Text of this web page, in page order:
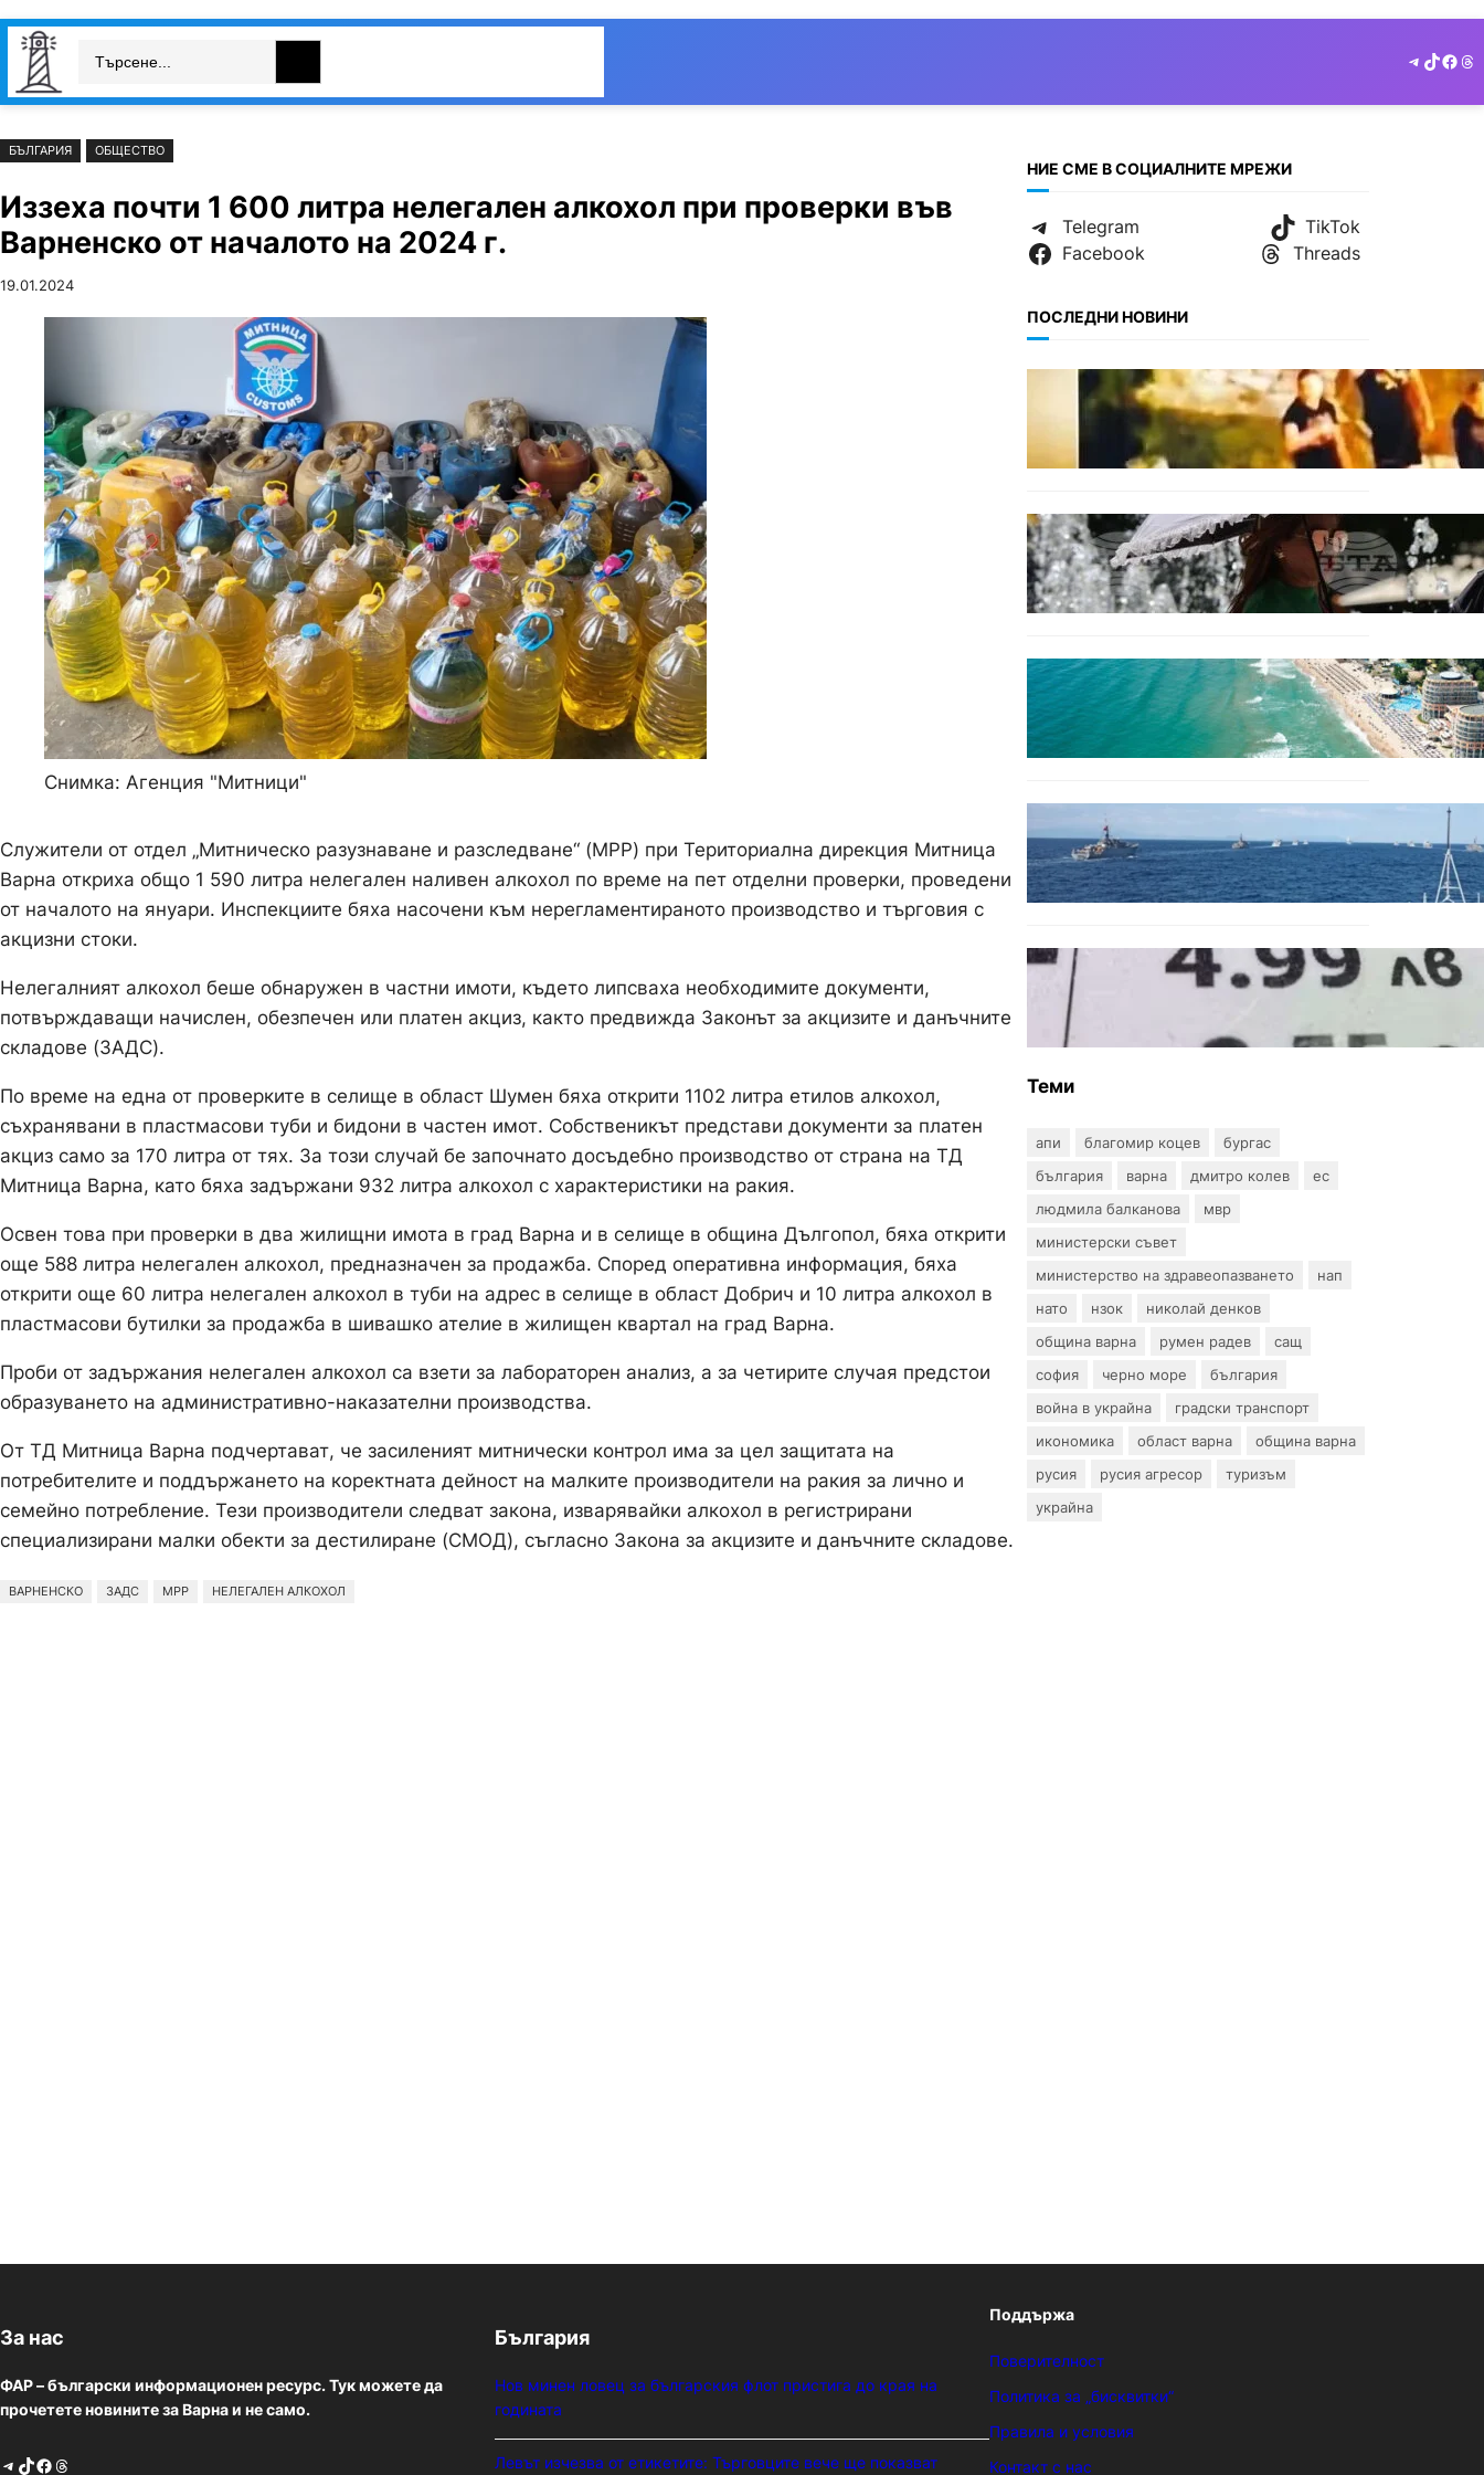
Към
съдържанието
Skip
cont
Telegram
TikTok
БЪЛГАРИЯ ОБЩЕСТВО
Иззеха почти 1 600 литра нелегален алкохол при проверки във
Варненско от началото на 2024 г.
19.01.2024
Снимка: Агенция "Митници"
Служители от отдел „Митническо разузнаване и разследване“ (МРР) при Териториална дирекция Митница
Варна откриха общо 1 590 литра нелегален наливен алкохол по време на пет отделни проверки, проведени
от началото на януари. Инспекциите бяха насочени към нерегламентираното производство и търговия с
акцизни стоки.
Нелегалният алкохол беше обнаружен в частни имоти, където липсваха необходимите документи,
потвърждаващи начислен, обезпечен или платен акциз, както предвижда Законът за акцизите и данъчните
складове (ЗАДС).
По време на една от проверките в селище в област Шумен бяха открити 1102 литра етилов алкохол,
съхранявани в пластмасови туби и бидони в частен имот. Собственикът представи документи за платен
акциз само за 170 литра от тях. За този случай бе започнато досъдебно производство от страна на ТД
Митница Варна, като бяха задържани 932 литра алкохол с характеристики на ракия.
Освен това при проверки в два жилищни имота в град Варна и в селище в община Дългопол, бяха открити
още 588 литра нелегален алкохол, предназначен за продажба. Според оперативна информация, бяха
открити още 60 литра нелегален алкохол в туби на адрес в селище в област Добрич и 10 литра алкохол в
пластмасови бутилки за продажба в шивашко ателие в жилищен квартал на град Варна.
Проби от задържания нелегален алкохол са взети за лабораторен анализ, а за четирите случая предстои
образуването на административно-наказателни производства.
От ТД Митница Варна подчертават, че засиленият митнически контрол има за цел защитата на
потребителите и поддържането на коректната дейност на малките производители на ракия за лично и
семейно потребление. Тези производители следват закона, изварявайки алкохол в регистрирани
специализирани малки обекти за дестилиране (СМОД), съгласно Закона за акцизите и данъчните складове.
ВАРНЕНСКО ЗАДС МРР НЕЛЕГАЛЕН АЛКОХОЛ
НИЕ СМЕ В СОЦИАЛНИТЕ МРЕЖИ
Telegram
TikTok
Facebook
Threads
ПОСЛЕДНИ НОВИНИ
МНЕНИЯ
Скандалът в Банско: Имало
ли е провокация от
италианските младежи
преди нацистките
БЕЗ КАТЕГОРИЯ
Жега до 37°: НИМХ обяви
оранжев и жълт код за
опасно време.
ИКОНОМИКА
Интерактивна карта
показва всички водни бази
по Черноморието
Нов минен ловец за
българския флот пристига
до края на годината
БЪЛГАРИЯ
Левът изчезва от
само в евро
Теми
апи благомир коцев
бургас
българия
варна дмитро колев
ес
людмила балканова
мвр
министерски съвет
министерство на здравеопазването
нап
нато
нзок
николай денков
община варна
румен радев
сащ
софия
черно море
българия
война в украйна
градски транспорт
икономика
област варна
община варна
русия
русия агресор
туризъм
украйна
За нас
ФАР – български информационен ресурс. Тук можете да
прочетете новините за Варна и не само.
Telegram TikTok Facebook Threads
България
Нов минен ловец за българския флот пристига до края на
годината
Левът изчезва от етикетите: Търговците вече ще показват
Поддържа
Поверителност
Политика за „бисквитки“
Правила и условия
Контакт с нас